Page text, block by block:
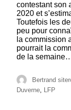
contestant son
2020 et
Toutefois les
peu pour
la commission
pourrait la
de la
Auteur
Bertrand
Duverne
LFP